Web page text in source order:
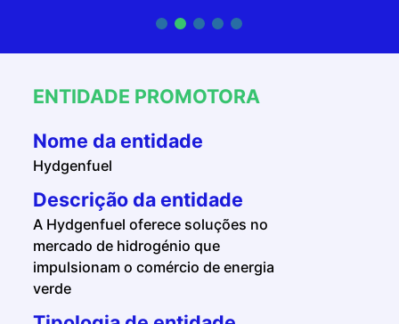
ENTIDADE PROMOTORA
Nome da entidade
Hydgenfuel
Descrição da entidade
A Hydgenfuel oferece soluções no
mercado de hidrogénio que
impulsionam o comércio de energia
verde